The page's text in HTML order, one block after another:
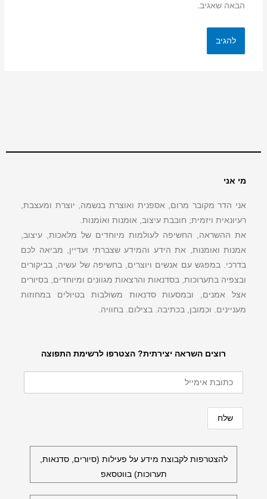
הבאה שאגיב.
רוצים השראה יצירתית? הצטרפו לרשימת התפוצה
להצטרפות לקבוצת מידע על פעילות (סיורים, סדנאות,
תערוכות) בווטסאפ
מי אני
אני הדר מקובר מרום, אספנית ואוצרת בנשמה, יוצרת ומעצבת,
רעיונאית ויזמית; חובבת עיצוב, אוּמנות ואוֹמנות.
את ההשראה, החשיפה לעולמות מיוחדים של מלאכות, עיצוב,
אמנות ואומנות, את הידע והמידע שצברתי ועדיין, מביאה לכם
בדרכי. במפגש עם אנשים ויוצרים, בחשיפה של עשיה, בביקורים
ובצפיה בתערוכות, בסדנאות והרצאות מגוונים ומיוחדים, בסיורים
אצל אמנים, ובמסעות סדנאות משולבות בטיולים במחוזות
מעניינים. וכמובן, בכתיבה. בצילום. בחוויה.